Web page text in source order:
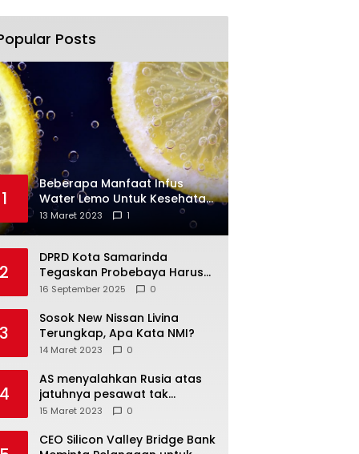
Posts
1
Beberapa Manfaat Infus
Water Lemo Untuk Kesehatan
Anda
13 Maret 2023 1
2
DPRD Kota Samarinda
Tegaskan Probebaya Harus
Tepat Sasaran, Bukan Hanya
16 September 2025 0
3
Sosok New Nissan Livina
Terungkap, Apa Kata NMI?
14 Maret 2023 0
4
AS menyalahkan Rusia atas
jatuhnya pesawat tak
berawak di Laut Hitam,
15 Maret 2023 0
CEO Silicon Valley Bridge Bank